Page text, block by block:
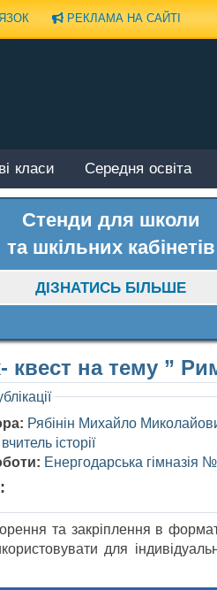
РЕКЛАМА НА САЙТІ
класи Середня освіта
Стенди для школи
та шкільних кабінетів
ДІЗНАТИСЬ БІЛЬШЕ
квест на тему ”
Рябінін Михайло
вчитель історії
Енергодарська гімназія
та закріплення в
для